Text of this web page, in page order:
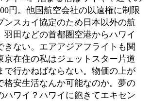
円。他国航空会社の以遠権に制限
ンスカイ協定のため日本以外の航
羽田などの首都圏空港からハワイ
きない。エアアジアフライトも関
京在住の私はジェットスター片道
で行かねばならない。物価の上が
格安生活なんか可能なのか。夢の
ハワイ？ハワイに飽きてエキセン